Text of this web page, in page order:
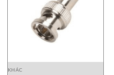
KHÁC